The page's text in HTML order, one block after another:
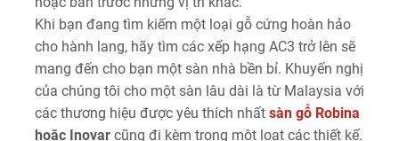
Khi bạn đang tìm kiếm một loại gỗ cứng hoàn hảo
cho hành lang, hãy tìm các xếp hạng AC3 trở lên sẽ
mang đến cho bạn một sàn nhà bền bỉ. Khuyến nghị
của chúng tôi cho một sàn lâu dài là từ Malaysia với
các thương hiệu được yêu thích nhất sàn gỗ Robina
hoặc Inovar cũng đi kèm trong một loạt các thiết kế.